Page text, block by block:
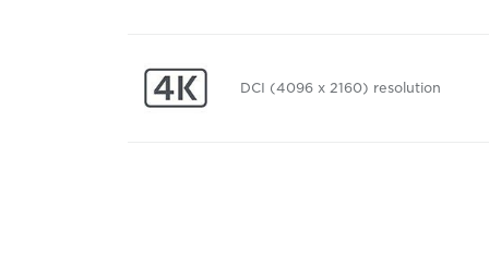
DCI (4096 x 2160) resolution